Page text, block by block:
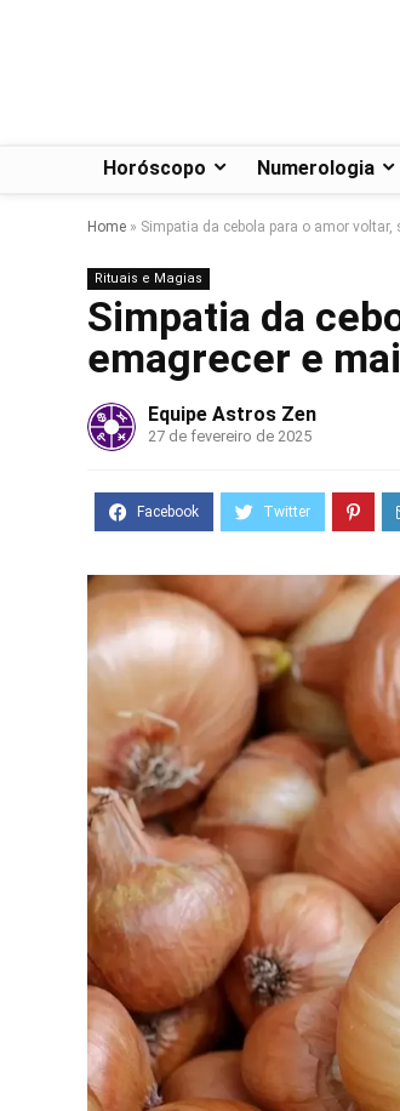
Horóscopo Numerologia
Home » Simpatia da cebola para o amor
Rituais e Magias
Simpatia da
emagrecer e
Equipe Astros Zen
27 de fevereiro de 2025